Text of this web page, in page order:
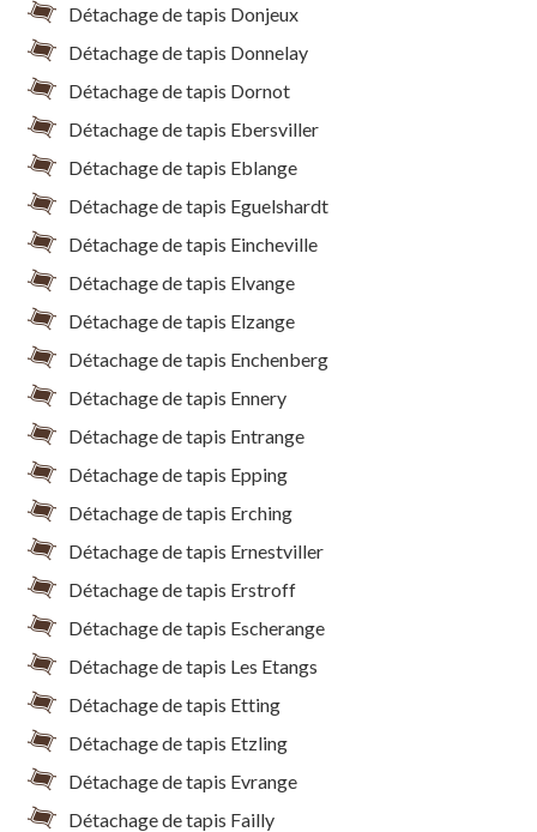
Détachage de tapis Donjeux
Détachage de tapis Donnelay
Détachage de tapis Dornot
Détachage de tapis Ebersviller
Détachage de tapis Eblange
Détachage de tapis Eguelshardt
Détachage de tapis Eincheville
Détachage de tapis Elvange
Détachage de tapis Elzange
Détachage de tapis Enchenberg
Détachage de tapis Ennery
Détachage de tapis Entrange
Détachage de tapis Epping
Détachage de tapis Erching
Détachage de tapis Ernestviller
Détachage de tapis Erstroff
Détachage de tapis Escherange
Détachage de tapis Les Etangs
Détachage de tapis Etting
Détachage de tapis Etzling
Détachage de tapis Evrange
Détachage de tapis Failly